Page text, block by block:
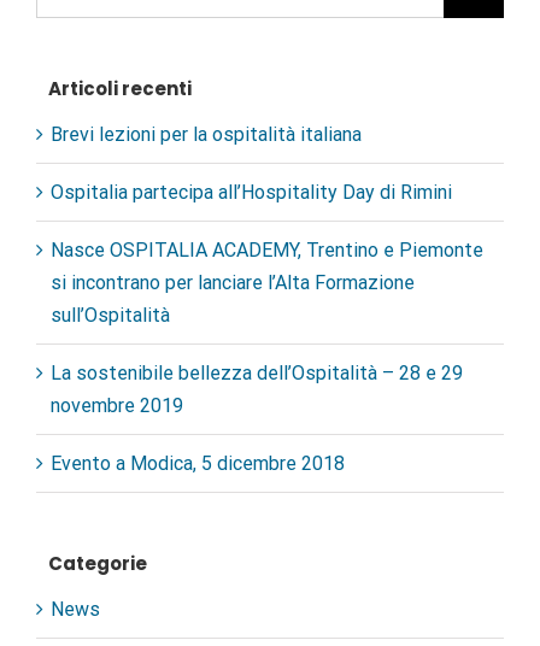
Articoli recenti
Brevi lezioni per la ospitalità italiana
Ospitalia partecipa all’Hospitality Day di Rimini
Nasce OSPITALIA ACADEMY, Trentino e Piemonte
si incontrano per lanciare l’Alta Formazione
sull’Ospitalità
La sostenibile bellezza dell’Ospitalità – 28 e 29
novembre 2019
Evento a Modica, 5 dicembre 2018
Categorie
News